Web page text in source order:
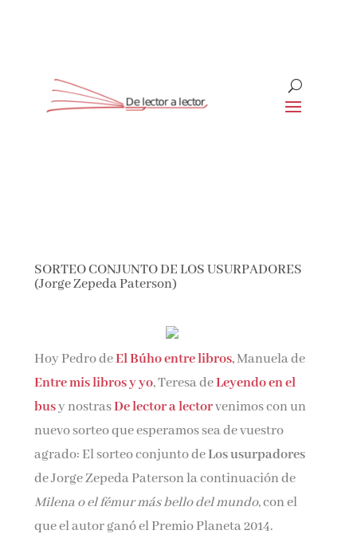
SORTEO CONJUNTO DE LOS USURPADORES
(Jorge Zepeda Paterson)
Hoy Pedro deEl Búho entre libros,Manuela de
Entre mis libros y yo, Teresa deLeyendo en el
busy nostrasDe lector a lectorvenimos con un
nuevo sorteo que esperamos sea de vuestro
agrado: El sorteo conjunto deLos usurpadores
de Jorge Zepeda Paterson la continuación de
Milena o el fémur más bello del mundo, con el
que el autor ganó el Premio Planeta 2014.
Suscríbete
reseñas directamente en tu bandeja de entrada.
Nombre*
Email*
Por favor, acepta los
de privacidad